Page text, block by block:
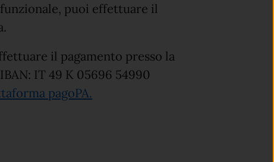
puoi effettuare il
il pagamento presso la
IT 49 K 05696 54990
pagoPA.